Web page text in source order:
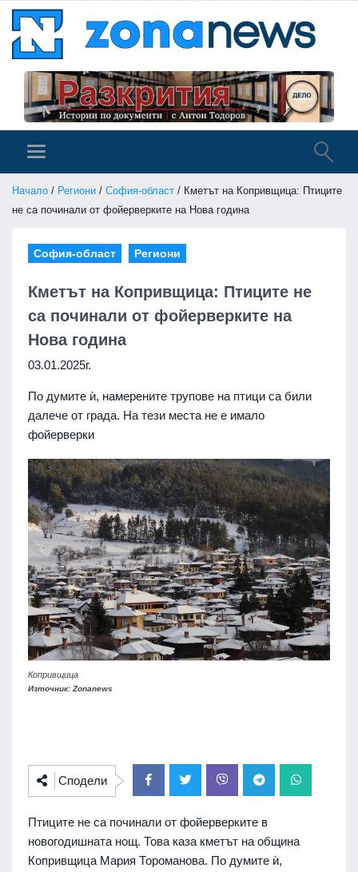
Начало / Региони / София-област / Кметът на Копривщица: Птиците
не са починали от фойерверките на Нова година
София-област Региони
Кметът на Копривщица: Птиците не
са починали от фойерверките на
Нова година
03.01.2025г.
По думите ѝ, намерените трупове на птици са били
далече от града. На тези места не е имало
фойерверки
Копривщица
Източник: Zonanews
Сподели
Птиците не са починали от фойерверките в
новогодишната нощ. Това каза кметът на община
Копривщица Мария Тороманова. По думите ѝ,